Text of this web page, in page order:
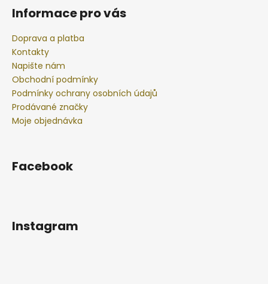
Informace pro vás
Doprava a platba
Kontakty
Napište nám
Obchodní podmínky
Podmínky ochrany osobních údajů
Prodávané značky
Moje objednávka
Facebook
Instagram